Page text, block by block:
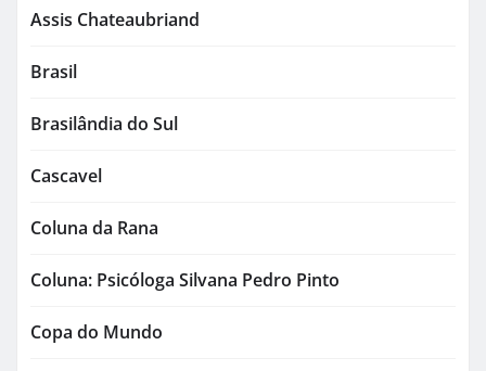
Assis Chateaubriand
Brasil
Brasilândia do Sul
Cascavel
Coluna da Rana
Coluna: Psicóloga Silvana Pedro Pinto
Copa do Mundo